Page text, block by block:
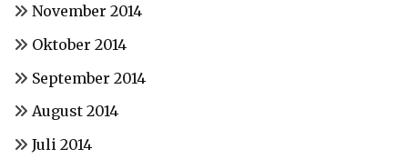
November 2014
Oktober 2014
September 2014
August 2014
Juli 2014